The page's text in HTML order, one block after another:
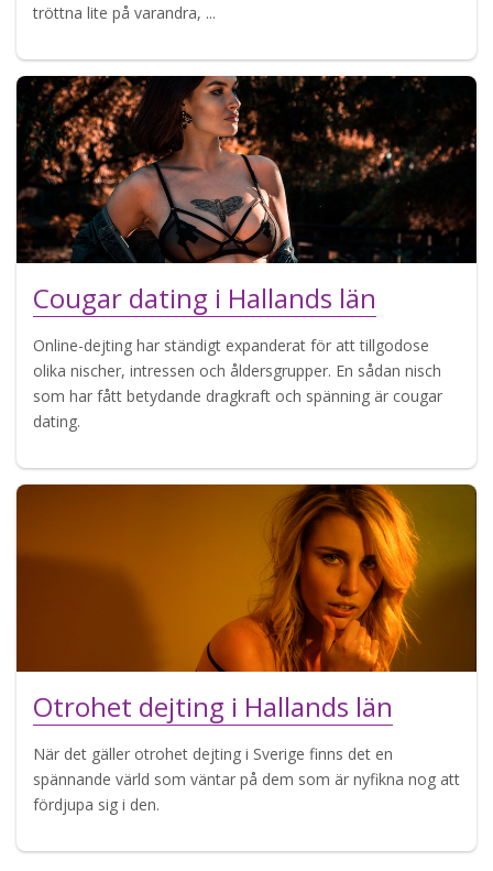
tröttna lite på varandra, ...
Cougar dating i Hallands län
Online-dejting har ständigt expanderat för att tillgodose
olika nischer, intressen och åldersgrupper. En sådan nisch
som har fått betydande dragkraft och spänning är cougar
dating.
Otrohet dejting i Hallands län
När det gäller otrohet dejting i Sverige finns det en
spännande värld som väntar på dem som är nyfikna nog att
fördjupa sig i den.